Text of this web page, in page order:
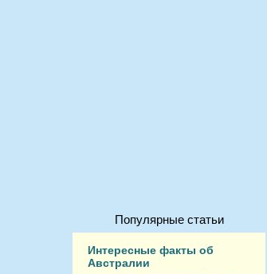
Популярные статьи
Интересные факты об
Австралии